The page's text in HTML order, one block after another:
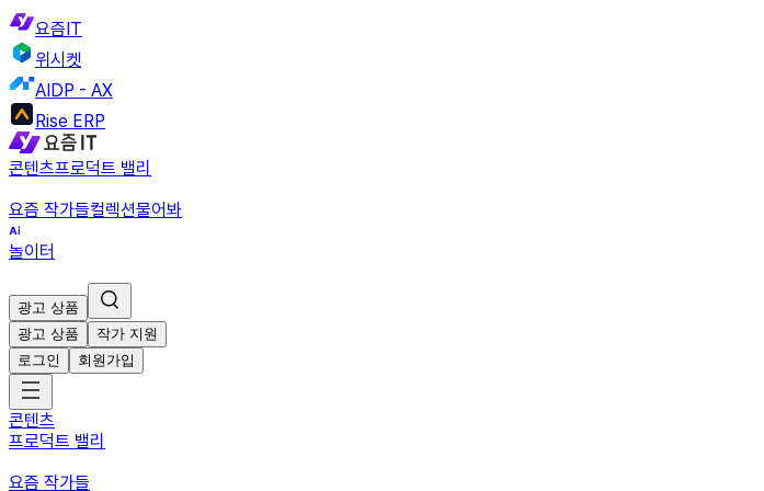
요즘IT
위시켓
AIDP - AX
Rise ERP
콘텐츠프로덕트 밸리
요즘 작가들컬렉션물어봐
놀이터
광고 상품
광고 상품
작가 지원
로그인
회원가입
콘텐츠
프로덕트 밸리
요즘 작가들